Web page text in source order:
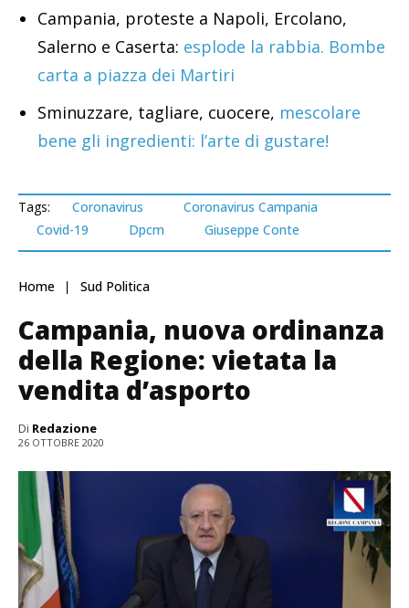
Campania, proteste a Napoli, Ercolano,
Salerno e Caserta: esplode la rabbia. Bombe
carta a piazza dei Martiri
Sminuzzare, tagliare, cuocere, mescolare
bene gli ingredienti: l’arte di gustare!
Tags: Coronavirus
Coronavirus Campania
Covid-19
Dpcm Giuseppe Conte
Home Sud Politica
Campania, nuova ordinanza
della Regione: vietata la
vendita d’asporto
Di Redazione
26 OTTOBRE 2020